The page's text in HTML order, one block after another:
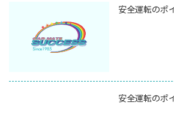
安全運転のポ
安全運転のポ